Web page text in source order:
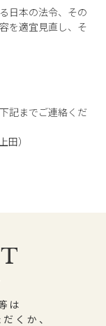
日本の法令、その
を適宜見直し、そ
記までご連絡くだ
）
は
くか、